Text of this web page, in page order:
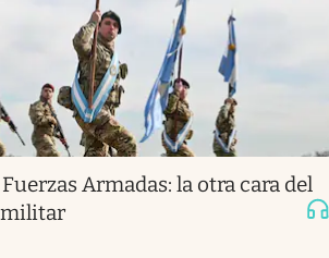
Fuerzas Armadas: la otra cara del